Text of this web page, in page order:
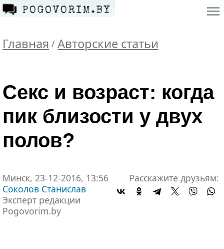
Главная / Авторские статьи
Секс и возраст: когда
пик близости у двух
полов?
Минск, 23-12-2016, 13:56
Соколов Станислав
Эксперт редакции
Pogovorim.by
Расскажите друзьям: